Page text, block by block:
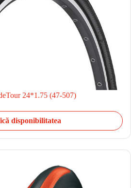
24*1.75 (47-507)
disponibilitatea